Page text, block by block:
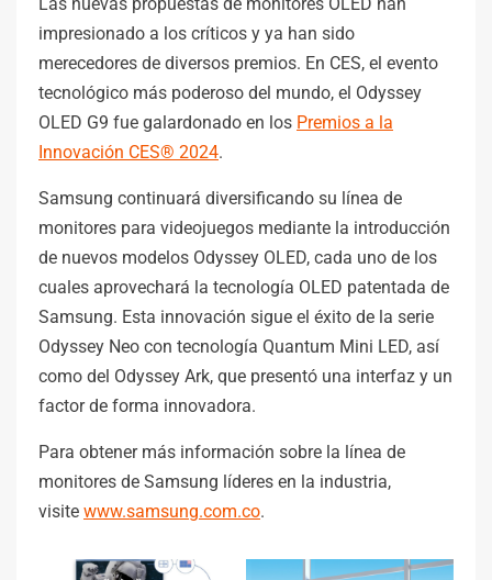
Las nuevas propuestas de monitores OLED han
impresionado a los críticos y ya han sido
merecedores de diversos premios. En CES, el evento
tecnológico más poderoso del mundo, el Odyssey
OLED G9 fue galardonado en los Premios a la
Innovación CES® 2024.
Samsung continuará diversificando su línea de
monitores para videojuegos mediante la introducción
de nuevos modelos Odyssey OLED, cada uno de los
cuales aprovechará la tecnología OLED patentada de
Samsung. Esta innovación sigue el éxito de la serie
Odyssey Neo con tecnología Quantum Mini LED, así
como del Odyssey Ark, que presentó una interfaz y un
factor de forma innovadora.
Para obtener más información sobre la línea de
monitores de Samsung líderes en la industria,
visite www.samsung.com.co.